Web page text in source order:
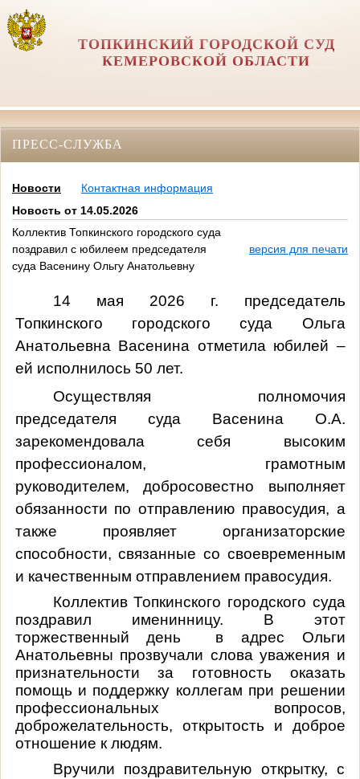
ТОПКИНСКИЙ ГОРОДСКОЙ СУД
КЕМЕРОВСКОЙ ОБЛАСТИ
ПРЕСС-СЛУЖБА
Новости
Контактная информация
Новость от 14.05.2026
Коллектив Топкинского городского суда
поздравил с юбилеем председателя
суда Васенину Ольгу Анатольевну
версия для печати
14 мая 2026 г. председатель
Топкинского городского суда Ольга
Анатольевна Васенина отметила юбилей –
ей исполнилось 50 лет.
Осуществляя полномочия
председателя суда Васенина О.А.
зарекомендовала себя высоким
профессионалом, грамотным
руководителем, добросовестно выполняет
обязанности по отправлению правосудия, а
также проявляет организаторские
способности, связанные со своевременным
и качественным отправлением правосудия.
Коллектив Топкинского городского суда
поздравил именинницу. В этот
торжественный день в адрес Ольги
Анатольевны прозвучали слова уважения и
признательности за готовность оказать
помощь и поддержку коллегам при решении
профессиональных вопросов,
доброжелательность, открытость и доброе
отношение к людям.
Вручили поздравительную открытку, с